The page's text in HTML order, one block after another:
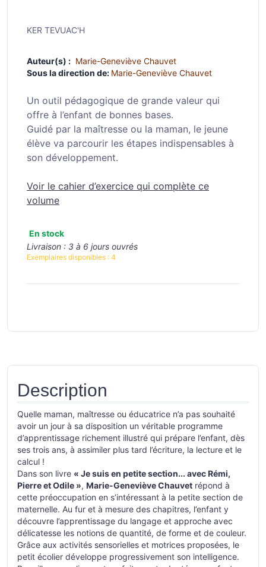
KER TEVUAC'H
Auteur(s) : Marie-Geneviève Chauvet
Sous la direction de: Marie-Geneviève Chauvet
Un outil pédagogique de grande valeur qui
offre à l’enfant de bonnes bases.
Guidé par la maîtresse ou la maman, le jeune
élève va parcourir les étapes indispensables à
son développement.
Voir le cahier d’exercice qui complète ce
volume
En stock
Livraison : 3 à 6 jours ouvrés
Exemplaires disponibles : 4
Description
Quelle maman, maîtresse ou éducatrice n’a pas souhaité
avoir un jour à sa disposition un véritable programme
d’apprentissage riche­ment illustré qui prépare l’enfant, dès
ses trois ans, à assimiler plus tard l’écriture, la lecture et le
calcul !
Dans son livre « Je suis en petite section... avec Rémi,
Pierre et Odile », Marie-Geneviève Chauvet répond à
cette préoccupation en s’intéressant à la petite section de
maternelle. Au fur et à mesure des chapitres, l’enfant y
découvre l’apprentissage du langage et approche avec
délicatesse les notions de quantité, de forme et de couleur.
Grâce aux activités sensorielles et motrices proposées, le
petit éco­lier développe progressivement son intelligence.